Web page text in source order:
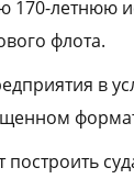
170-летнюю
флота.
в